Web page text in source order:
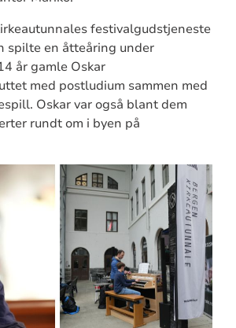
festivalgudstjeneste
spilte en åtteåring under
år gamle Oskar
med postludium sammen med
Oskar var også blant dem
rundt om i byen på